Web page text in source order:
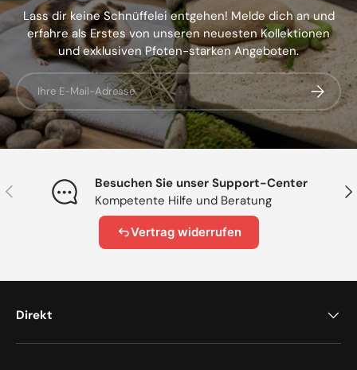
Lass dir keine Schnüffelei entgehen! Melde dich an und
erfahre als Erstes von unseren neuesten Kollektionen
und exklusiven Pfoten-starken Angeboten.
E-Mail
Vorherige
Besuchen Sie unser Support-Center
Kompetente Hilfe und Beratung
Vertrag widerrufen
Direkt